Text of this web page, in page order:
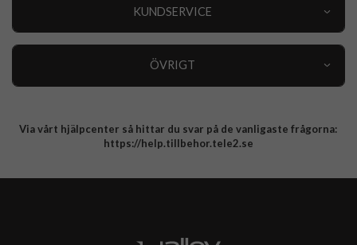
KUNDSERVICE
ÖVRIGT
Integritetspolicy
Via vårt hjälpcenter så hittar du svar på de vanligaste frågorna:
https://help.tillbehor.tele2.se